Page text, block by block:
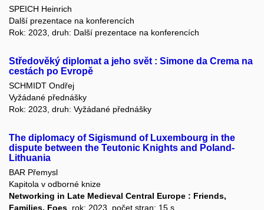
SPEICH Heinrich
Další prezentace na konferencích
Rok: 2023, druh: Další prezentace na konferencích
Středověký diplomat a jeho svět : Simone da Crema na
cestách po Evropě
SCHMIDT Ondřej
Vyžádané přednášky
Rok: 2023, druh: Vyžádané přednášky
The diplomacy of Sigismund of Luxembourg in the
dispute between the Teutonic Knights and Poland-
Lithuania
BAR Přemysl
Kapitola v odborné knize
Networking in Late Medieval Central Europe : Friends,
Families, Foes, rok: 2023, počet stran: 15 s.